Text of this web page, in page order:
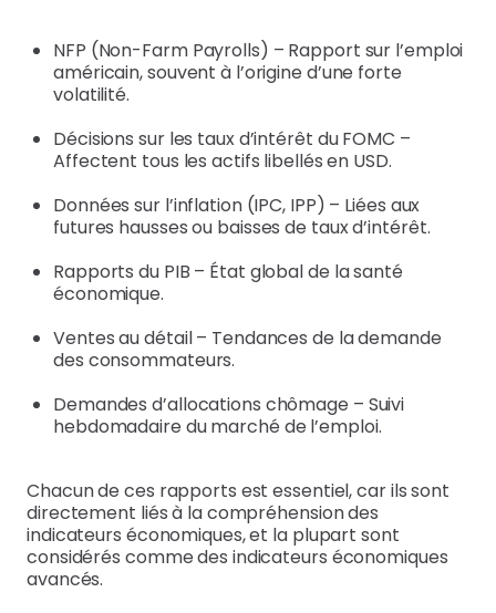
NFP (Non-Farm Payrolls) – Rapport sur l’emploi
américain, souvent à l’origine d’une forte
volatilité.
Décisions sur les taux d’intérêt du FOMC –
Affectent tous les actifs libellés en USD.
Données sur l’inflation (IPC, IPP) – Liées aux
futures hausses ou baisses de taux d’intérêt.
Rapports du PIB – État global de la santé
économique.
Ventes au détail – Tendances de la demande
des consommateurs.
Demandes d’allocations chômage – Suivi
hebdomadaire du marché de l’emploi.
Chacun de ces rapports est essentiel, car ils sont
directement liés à la compréhension des
indicateurs économiques, et la plupart sont
considérés comme des indicateurs économiques
avancés.